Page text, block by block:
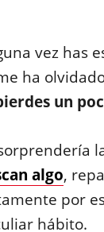
vez has
ha
un
algo,
por
hábito.